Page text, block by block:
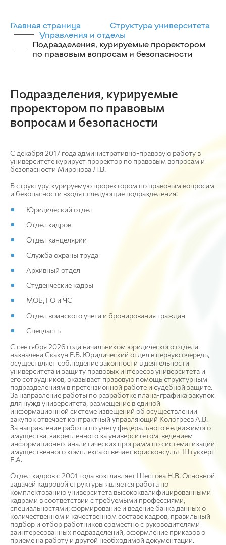
Главная страница
Структура университета
Управления и отделы
Подразделения, курируемые проректором
по правовым вопросам и безопасности
Подразделения, курируемые
проректором по правовым
вопросам и безопасности
С декабря 2017 года административно-правовую работу в
университете курирует проректор по правовым вопросам и
безопасности Миронова Л.В.
В структуру, курируемую проректором по правовым вопросам
и безопасности входят следующие подразделения:
Юридический отдел
Отдел кадров
Отдел канцелярии
Служба охраны труда
Архивный отдел
Студенческие кадры
МОБ, ГО и ЧС
Отдел воинского учета и бронирования граждан
Спецчасть
С сентября 2026 года начальником юридического отдела
назначена Скакун Е.В. Юридический отдел в первую очередь,
осуществляет соблюдение законности в деятельности
университета и защиту правовых интересов университета и
его сотрудников, оказывает правовую помощь структурным
подразделениям в претензионной работе и судебной защите.
За направление работы по разработке плана-графика закупок
для нужд университета, размещение в единой
информационной системе извещений об осуществлении
закупок отвечает контрактный управляющий Кологреев А.В.
За направление работы по учету федерального недвижимого
имущества, закрепленного за университетом, ведением
информационно-аналитических программ по систематизации
имущественного комплекса отвечает юрисконсульт Штуккерт
Е.А.
Отдел кадров с 2001 года возглавляет Шестова Н.В. Основной
задачей кадровой структуры является работа по
комплектованию университета высококвалифицированными
кадрами в соответствии с требуемыми профессиями,
специальностями; формирование и ведение банка данных о
количественном и качественном составе кадров, правильный
подбор и отбор работников совместно с руководителями
заинтересованных подразделений, оформление приказов о
приеме на работу и другой необходимой документации.